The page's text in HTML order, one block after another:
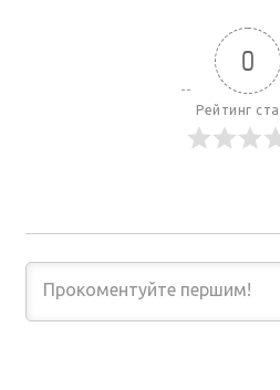
0
Рейтинг